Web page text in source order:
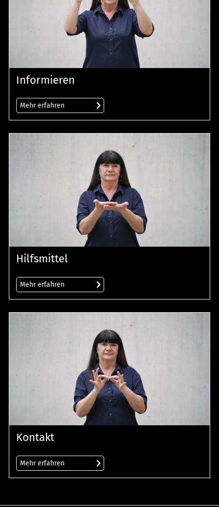
Informieren
Mehr erfahren
Hilfsmittel
Mehr erfahren
Kontakt
Mehr erfahren